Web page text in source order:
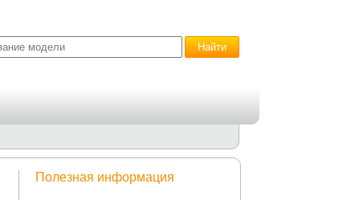
Полезная информация